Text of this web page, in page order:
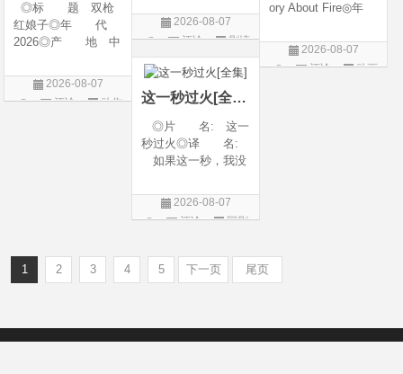
(台)◎年 代: 20
25◎产 地: 法
剧情◎语 言:
法语 /
2026-08-07
评论
剧情
片
ory About Fire◎年
地: 中国大陆◎
类 别: 动画 / 奇
2026-08-07
评论
动画
◎标 题 双枪
红娘子◎年 代
2026◎产 地 中
剧情 / 动作 / 战争◎
上映日期 2026-08-
2026-08-07
评论
动作
这一秒过火[全集]
◎片 名: 这一
秒过火◎译 名:
如果这一秒，我没
年 代: 2026◎
产 地: 中国大
汉语普通话◎上映
2026-08-07
评论
国剧
1 2 3 4 5 下一页 尾页